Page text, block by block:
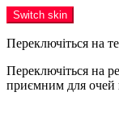
Switch skin
Переключіться на
Переключіться на
приємним для очей